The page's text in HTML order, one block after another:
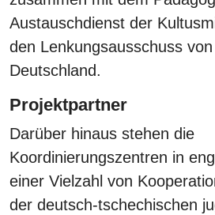
Austauschdienst der
den Lenkungsausschuss
Deutschland.
Projektpartner
Darüber hinaus stehen die
Koordinierungszentren in
einer Vielzahl von
der deutsch-tschechischen